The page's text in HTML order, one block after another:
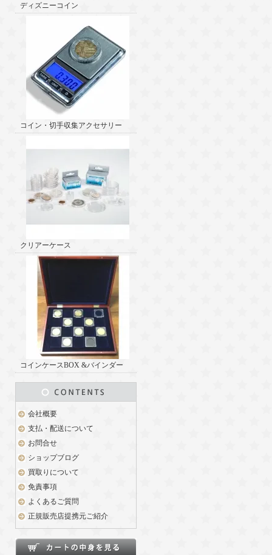
ディズニーコイン
コイン・切手収集アクセサリー
クリアーケース
コインケースBOX &バインダー
会社概要
支払・配送について
お問合せ
ショップブログ
買取りについて
免責事項
よくあるご質問
正規販売店提携元ご紹介